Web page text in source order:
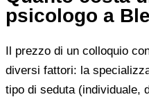
psicologo a
Il prezzo di un colloquio
diversi fattori: la
tipo di seduta (individuale,